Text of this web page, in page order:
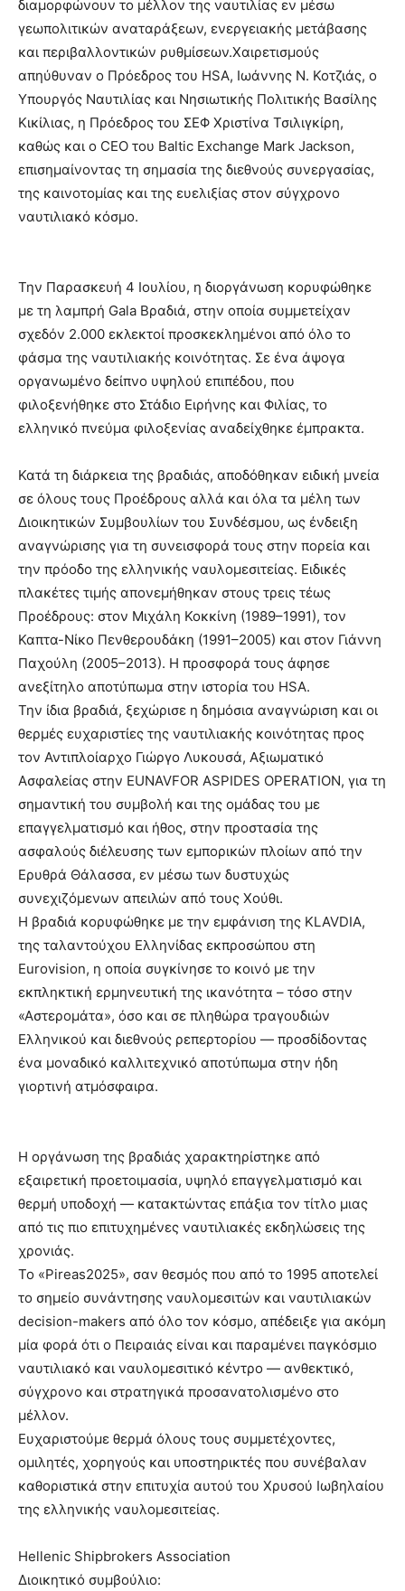
διαμορφώνουν το μέλλον της ναυτιλίας εν μέσω
γεωπολιτικών αναταράξεων, ενεργειακής μετάβασης
και περιβαλλοντικών ρυθμίσεων.Χαιρετισμούς
απηύθυναν ο Πρόεδρος του HSA, Ιωάννης Ν. Κοτζιάς, ο
Υπουργός Ναυτιλίας και Νησιωτικής Πολιτικής Βασίλης
Κικίλιας, η Πρόεδρος του ΣΕΦ Χριστίνα Τσιλιγκίρη,
καθώς και ο CEO του Baltic Exchange Mark Jackson,
επισημαίνοντας τη σημασία της διεθνούς συνεργασίας,
της καινοτομίας και της ευελιξίας στον σύγχρονο
ναυτιλιακό κόσμο.
Την Παρασκευή 4 Ιουλίου, η διοργάνωση κορυφώθηκε
με τη λαμπρή Gala Βραδιά, στην οποία συμμετείχαν
σχεδόν 2.000 εκλεκτοί προσκεκλημένοι από όλο το
φάσμα της ναυτιλιακής κοινότητας. Σε ένα άψογα
οργανωμένο δείπνο υψηλού επιπέδου, που
φιλοξενήθηκε στο Στάδιο Ειρήνης και Φιλίας, το
ελληνικό πνεύμα φιλοξενίας αναδείχθηκε έμπρακτα.
Κατά τη διάρκεια της βραδιάς, αποδόθηκαν ειδική μνεία
σε όλους τους Προέδρους αλλά και όλα τα μέλη των
Διοικητικών Συμβουλίων του Συνδέσμου, ως ένδειξη
αναγνώρισης για τη συνεισφορά τους στην πορεία και
την πρόοδο της ελληνικής ναυλομεσιτείας. Ειδικές
πλακέτες τιμής απονεμήθηκαν στους τρεις τέως
Προέδρους: στον Μιχάλη Κοκκίνη (1989–1991), τον
Καπτα-Νίκο Πενθερουδάκη (1991–2005) και στον Γιάννη
Παχούλη (2005–2013). Η προσφορά τους άφησε
ανεξίτηλο αποτύπωμα στην ιστορία του HSA.
Την ίδια βραδιά, ξεχώρισε η δημόσια αναγνώριση και οι
θερμές ευχαριστίες της ναυτιλιακής κοινότητας προς
τον Αντιπλοίαρχο Γιώργο Λυκουσά, Αξιωματικό
Ασφαλείας στην EUNAVFOR ASPIDES OPERATION, για τη
σημαντική του συμβολή και της ομάδας του με
επαγγελματισμό και ήθος, στην προστασία της
ασφαλούς διέλευσης των εμπορικών πλοίων από την
Ερυθρά Θάλασσα, εν μέσω των δυστυχώς
συνεχιζόμενων απειλών από τους Χούθι.
Η βραδιά κορυφώθηκε με την εμφάνιση της KLAVDIA,
της ταλαντούχου Ελληνίδας εκπροσώπου στη
Eurovision, η οποία συγκίνησε το κοινό με την
εκπληκτική ερμηνευτική της ικανότητα – τόσο στην
«Αστερομάτα», όσο και σε πληθώρα τραγουδιών
Ελληνικού και διεθνούς ρεπερτορίου — προσδίδοντας
ένα μοναδικό καλλιτεχνικό αποτύπωμα στην ήδη
γιορτινή ατμόσφαιρα.
Η οργάνωση της βραδιάς χαρακτηρίστηκε από
εξαιρετική προετοιμασία, υψηλό επαγγελματισμό και
θερμή υποδοχή — κατακτώντας επάξια τον τίτλο μιας
από τις πιο επιτυχημένες ναυτιλιακές εκδηλώσεις της
χρονιάς.
Το «Pireas2025», σαν θεσμός που από το 1995 αποτελεί
το σημείο συνάντησης ναυλομεσιτών και ναυτιλιακών
decision-makers από όλο τον κόσμο, απέδειξε για ακόμη
μία φορά ότι ο Πειραιάς είναι και παραμένει παγκόσμιο
ναυτιλιακό και ναυλομεσιτικό κέντρο — ανθεκτικό,
σύγχρονο και στρατηγικά προσανατολισμένο στο
μέλλον.
Ευχαριστούμε θερμά όλους τους συμμετέχοντες,
ομιλητές, χορηγούς και υποστηρικτές που συνέβαλαν
καθοριστικά στην επιτυχία αυτού του Χρυσού Ιωβηλαίου
της ελληνικής ναυλομεσιτείας.
Hellenic Shipbrokers Association
Διοικητικό συμβούλιο: